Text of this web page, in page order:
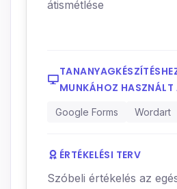
átismétlése
MUNKÁHOZ HASZNÁLT
Google Forms Wordart
ÉRTÉKELÉSI TERV
Szóbeli értékelés az